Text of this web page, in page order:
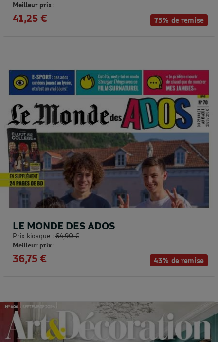
75% de remise
Meilleur prix :
41,25 €
43% de remise
LE MONDE DES ADOS
Prix kiosque : 64,90 €
Meilleur prix :
36,75 €